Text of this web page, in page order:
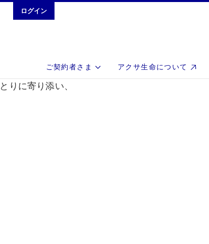
ログイン
ご契約者さま アクサ生命について
りに寄り添い、